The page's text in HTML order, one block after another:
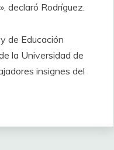
declaró Rodríguez.
de Educación
la Universidad de
insignes del